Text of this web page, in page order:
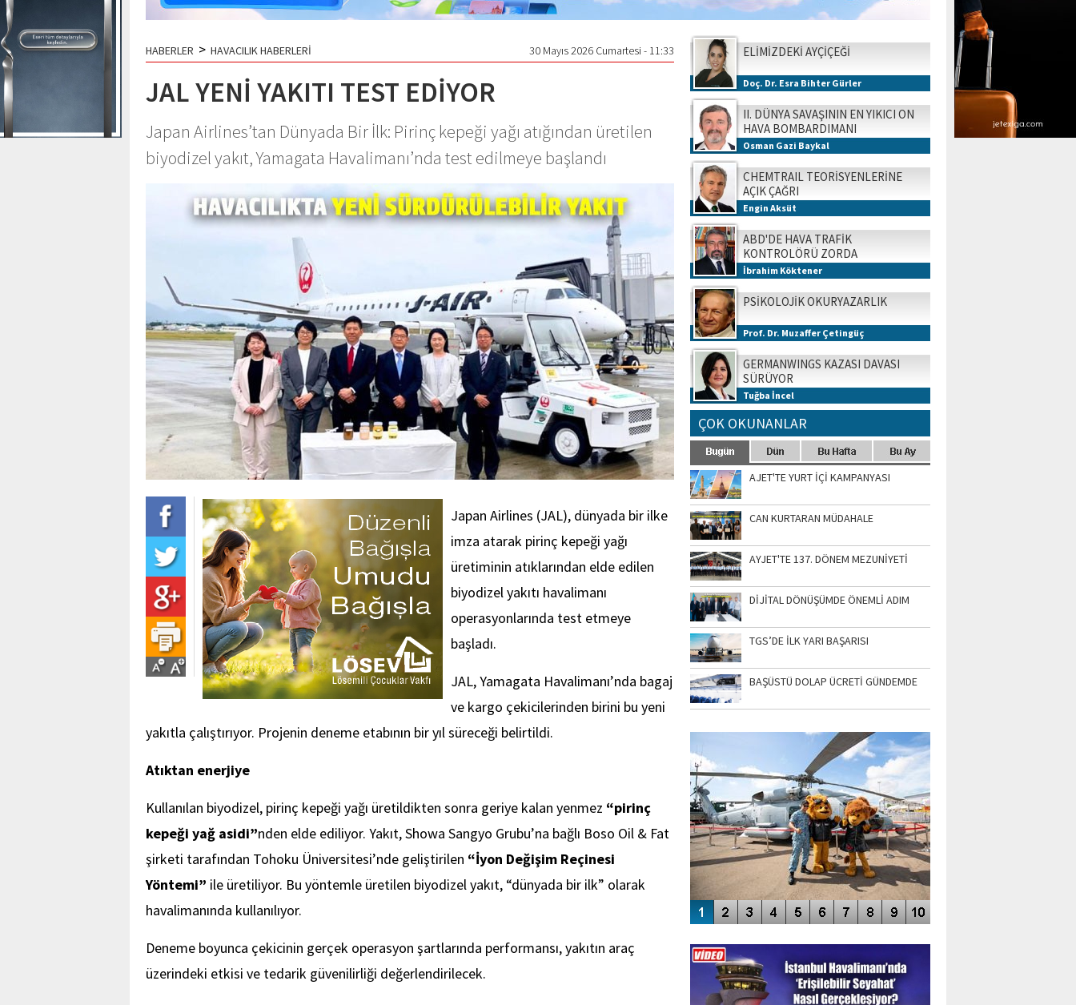
HABERLER > HAVACILIK HABERLERİ 30 Mayıs 2026 Cumartesi - 11:33
JAL YENİ YAKITI TEST EDİYOR
Japan Airlines’tan Dünyada Bir İlk: Pirinç kepeği yağı atığından üretilen
biyodizel yakıt, Yamagata Havalimanı’nda test edilmeye başlandı
Japan Airlines (JAL), dünyada bir ilke
imza atarak pirinç kepeği yağı
üretiminin atıklarından elde edilen
biyodizel yakıtı havalimanı
operasyonlarında test etmeye
başladı.
JAL, Yamagata Havalimanı’nda bagaj
ve kargo çekicilerinden birini bu yeni
yakıtla çalıştırıyor. Projenin deneme etabının bir yıl süreceği belirtildi.
Atıktan enerjiye
Kullanılan biyodizel, pirinç kepeği yağı üretildikten sonra geriye kalan yenmez “pirinç
kepeği yağ asidi”nden elde ediliyor. Yakıt, Showa Sangyo Grubu’na bağlı Boso Oil & Fat
şirketi tarafından Tohoku Üniversitesi’nde geliştirilen “İyon Değişim Reçinesi
Yöntemi” ile üretiliyor. Bu yöntemle üretilen biyodizel yakıt, “dünyada bir ilk” olarak
havalimanında kullanılıyor.
Deneme boyunca çekicinin gerçek operasyon şartlarında performansı, yakıtın araç
üzerindeki etkisi ve tedarik güvenilirliği değerlendirilecek.
ELİMİZDEKİ AYÇİÇEĞİ
Doç. Dr. Esra Bihter Gürler
II. DÜNYA SAVAŞININ EN YIKICI ON
HAVA BOMBARDIMANI
Osman Gazi Baykal
CHEMTRAIL TEORİSYENLERİNE
AÇIK ÇAĞRI
Engin Aksüt
ABD'DE HAVA TRAFİK
KONTROLÖRÜ ZORDA
İbrahim Köktener
PSİKOLOJİK OKURYAZARLIK
Prof. Dr. Muzaffer Çetingüç
GERMANWINGS KAZASI DAVASI
SÜRÜYOR
Tuğba İncel
ÇOK OKUNANLAR
AJET'TE YURT İÇİ KAMPANYASI
CAN KURTARAN MÜDAHALE
AYJET'TE 137. DÖNEM MEZUNİYETİ
DİJİTAL DÖNÜŞÜMDE ÖNEMLİ ADIM
TGS’DE İLK YARI BAŞARISI
BAŞÜSTÜ DOLAP ÜCRETİ GÜNDEMDE
SİNGAPUR AIRSHOW-2020
ENGELLERİN AŞILDIĞI HAVALİMANI